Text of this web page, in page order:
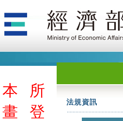
本
畫
所
登
法規資訊